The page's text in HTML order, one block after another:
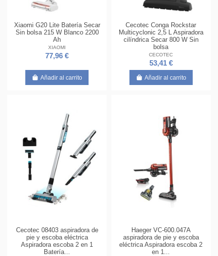
Xiaomi G20 Lite Batería Secar
Sin bolsa 215 W Blanco 2200
Ah
XIAOMI
77,96 €
Añadir al carrito
Cecotec Conga Rockstar
Multicyclonic 2,5 L Aspiradora
cilíndrica Secar 800 W Sin
bolsa
CECOTEC
53,41 €
Añadir al carrito
Cecotec 08403 aspiradora de
pie y escoba eléctrica
Aspiradora escoba 2 en 1
Batería...
Haeger VC-600.047A
aspiradora de pie y escoba
eléctrica Aspiradora escoba 2
en 1...